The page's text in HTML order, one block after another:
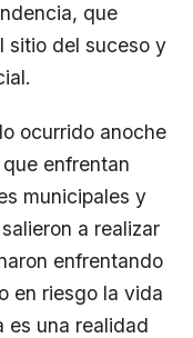
que
sitio del suceso y
ocurrido anoche
enfrentan
municipales y
a realizar
enfrentando
en riesgo la vida
es una realidad